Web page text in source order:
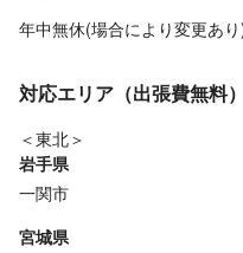
年中無休(場合により変更あ
対応エリア（出張費無料）
＜東北＞
岩手県
一関市
宮城県